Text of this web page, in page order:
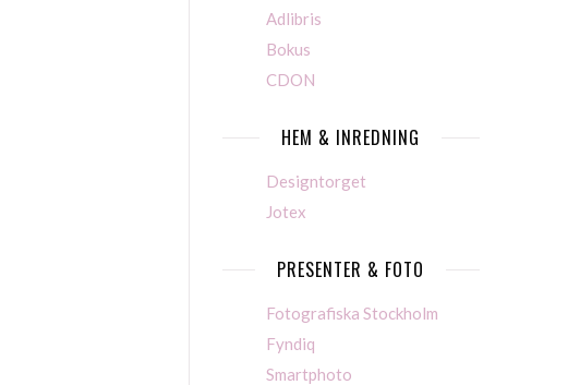
Adlibris
Bokus
CDON
HEM & INREDNING
Designtorget
Jotex
PRESENTER & FOTO
Fotografiska Stockholm
Fyndiq
Smartphoto